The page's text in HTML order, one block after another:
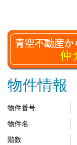
物件情報
物件番号
物件名
階数